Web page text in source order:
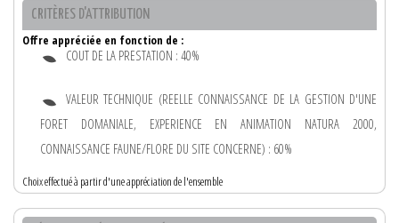
CRITÈRES D'ATTRIBUTION
Offre appréciée en fonction de :
COUT DE LA PRESTATION : 40%
VALEUR TECHNIQUE (REELLE CONNAISSANCE DE LA GESTION D'UNE
FORET DOMANIALE, EXPERIENCE EN ANIMATION NATURA 2000,
CONNAISSANCE FAUNE/FLORE DU SITE CONCERNE) : 60%
Choix effectué à partir d'une appréciation de l'ensemble